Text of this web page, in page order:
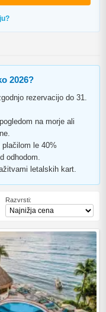
2026?
rezervacijo do 31.
na morje ali
plačilom le 40%
odhodom.
letalskih kart.
Razvrsti: